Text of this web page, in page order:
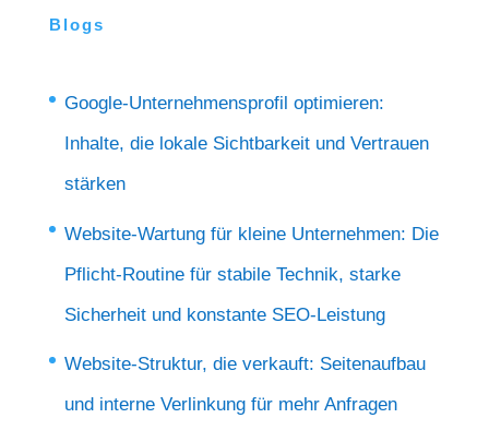
Blogs
Google-Unternehmensprofil optimieren:
Inhalte, die lokale Sichtbarkeit und Vertrauen
stärken
Website-Wartung für kleine Unternehmen: Die
Pflicht-Routine für stabile Technik, starke
Sicherheit und konstante SEO-Leistung
Website-Struktur, die verkauft: Seitenaufbau
und interne Verlinkung für mehr Anfragen